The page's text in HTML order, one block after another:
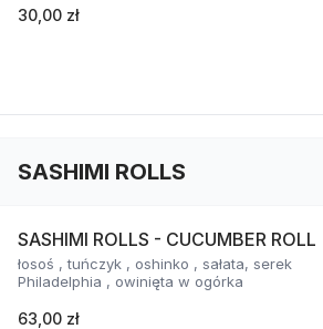
30,00 zł
SASHIMI ROLLS
SASHIMI ROLLS - CUCUMBER ROLL
łosoś , tuńczyk , oshinko , sałata, serek
Philadelphia , owinięta w ogórka
63,00 zł